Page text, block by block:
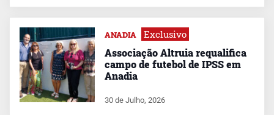
ANADIA Exclusivo
Associação Altruia requalifica
campo de futebol de IPSS em
Anadia
30 de Julho, 2026